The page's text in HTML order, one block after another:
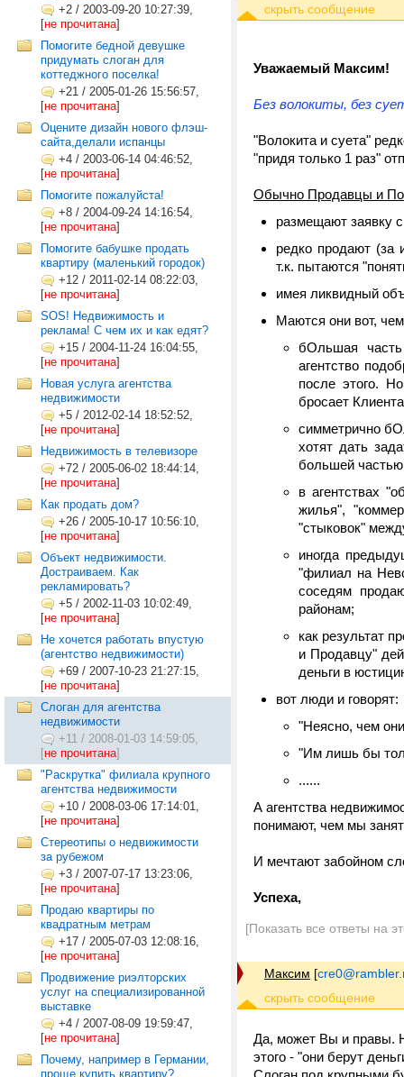
+2 / 2003-09-20 10:27:39,
[не прочитана]
Помогите бедной девушке
придумать слоган для
коттеджного поселка!
+21 / 2005-01-26 15:56:57,
[не прочитана]
Оцените дизайн нового флэш-
сайта,делали испанцы
+4 / 2003-06-14 04:46:52,
[не прочитана]
Помогите пожалуйста!
+8 / 2004-09-24 14:16:54,
[не прочитана]
Помогите бабушке продать
квартиру (маленький городок)
+12 / 2011-02-14 08:22:03,
[не прочитана]
SOS! Недвижимость и
реклама! С чем их и как едят?
+15 / 2004-11-24 16:04:55,
[не прочитана]
Новая услуга агентства
недвижимости
+5 / 2012-02-14 18:52:52,
[не прочитана]
Недвижимость в телевизоре
+72 / 2005-06-02 18:44:14,
[не прочитана]
Как продать дом?
+26 / 2005-10-17 10:56:10,
[не прочитана]
Объект недвижимости.
Достраиваем. Как
рекламировать?
+5 / 2002-11-03 10:02:49,
[не прочитана]
Не хочется работать впустую
(агентство недвижимости)
+69 / 2007-10-23 21:27:15,
[не прочитана]
Слоган для агентства
недвижимости
+11 / 2008-01-03 14:59:05,
[не прочитана]
"Раскрутка" филиала крупного
агентства недвижимости
+10 / 2008-03-06 17:14:01,
[не прочитана]
Стереотипы о недвижимости
за рубежом
+3 / 2007-07-17 13:23:06,
[не прочитана]
Продаю квартиры по
квадратным метрам
+17 / 2005-07-03 12:08:16,
[не прочитана]
Продвижение риэлторских
услуг на специализированной
выставке
+4 / 2007-08-09 19:59:47,
[не прочитана]
Почему, например в Германии,
проще купить квартиру?
Уважаемый Максим!
Без волокиты, без
"Волокита и суета"
"придя только 1 раз"
Обычно Продавцы и
размещают заявку
редко продают (за
т.к. пытаются
имея ликвидный
Маются они вот,
бОльшая
агентство
после этого.
бросает
симметрично
хотят дать
большей частью
в агентствах
жилья",
"стыковок"
иногда
"филиал на
соседям
районам;
как результат
и Продавцу"
деньги в
вот люди и говорят:
"Неясно, чем
"Им лишь бы
......
А агентства
понимают, чем мы
И мечтают забойном
Успеха,
[Показать все ответы на
Максим [
Да, может Вы и правы.
этого - "они берут